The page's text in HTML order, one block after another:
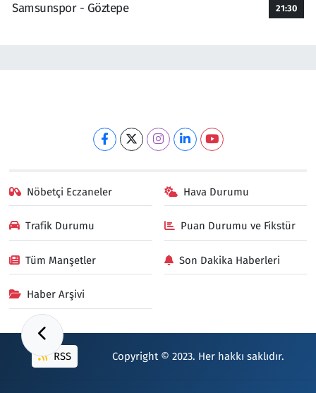
Samsunspor - Göztepe
21:30
Nöbetçi Eczaneler Hava Durumu
Trafik Durumu Puan Durumu ve Fikstür
Tüm Manşetler Son Dakika Haberleri
Haber Arşivi
RSS Copyright © 2023. Her hakkı saklıdır.